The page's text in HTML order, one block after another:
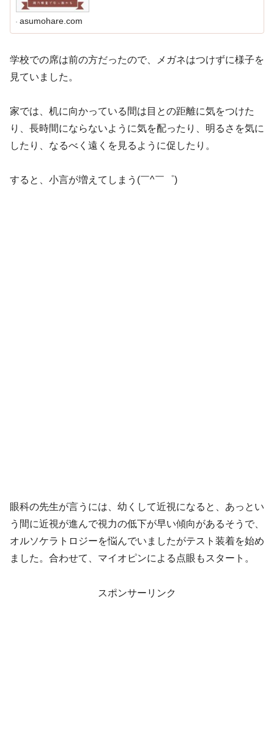
asumohare.com
学校での席は前の方だったので、メガネはつけずに様子を
見ていました。
家では、机に向かっている間は目との距離に気をつけた
り、長時間にならないように気を配ったり、明るさを気に
したり、なるべく遠くを見るように促したり。
すると、小言が増えてしまう(￣^￣゜)
眼科の先生が言うには、幼くして近視になると、あっとい
う間に近視が進んで視力の低下が早い傾向があるそうで、
オルソケラトロジーを悩んでいましたがテスト装着を始め
ました。合わせて、マイオピンによる点眼もスタート。
スポンサーリンク